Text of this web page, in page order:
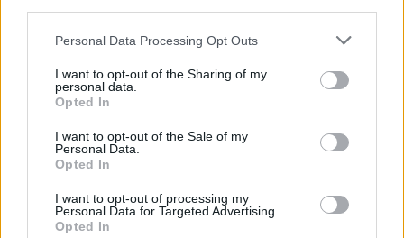
Personal Data Processing Opt Outs
I want to opt-out of the Sharing of my
personal data.
Opted In
I want to opt-out of the Sale of my
Personal Data.
Opted In
I want to opt-out of processing my
Personal Data for Targeted Advertising.
Opted In
“viajera”.
JUAN TRINIDAD CARRETERO